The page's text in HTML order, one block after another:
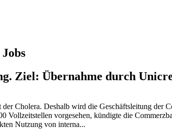
Ziel: Übernahme durch
Cholera. Deshalb wird die Geschäftsleitung
Vollzeitstellen vorgesehen, kündigte die
Nutzung von interna...